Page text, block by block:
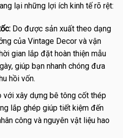
lại những lợi ích kinh tế rõ rệt:
Do được sản xuất theo dạng
của Vintage Decor và vận
gian lắp đặt hoàn thiện mẫu
giúp bạn nhanh chóng đưa
hồi vốn.
với xây dựng bê tông cốt thép
lắp ghép giúp tiết kiệm đến
công và nguyên vật liệu hao